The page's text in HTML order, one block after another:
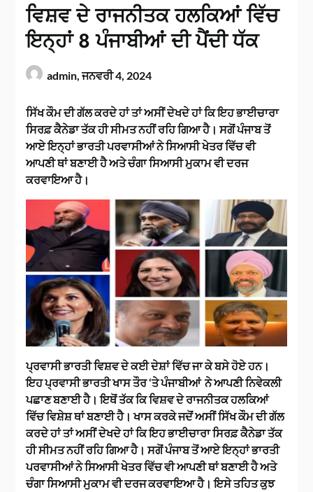
ਵਿਸ਼ਵ ਦੇ ਰਾਜਨੀਤਕ ਹਲਕਿਆਂ ਵਿੱਚ
ਇਨ੍ਹਾਂ 8 ਪੰਜਾਬੀਆਂ ਦੀ ਪੈਂਦੀ ਧੱਕ
admin,ਜਨਵਰੀ 4, 2024
ਸਿੱਖ ਕੌਮ ਦੀ ਗੱਲ ਕਰਦੇ ਹਾਂ ਤਾਂ ਅਸੀਂ ਦੇਖਦੇ ਹਾਂ ਕਿ ਇਹ ਭਾਈਚਾਰਾ
ਸਿਰਫ਼ ਕੈਨੇਡਾ ਤੱਕ ਹੀ ਸੀਮਤ ਨਹੀਂ ਰਹਿ ਗਿਆ ਹੈ। ਸਗੋਂ ਪੰਜਾਬ ਤੋਂ
ਆਏ ਇਨ੍ਹਾਂ ਭਾਰਤੀ ਪਰਵਾਸੀਆਂ ਨੇ ਸਿਆਸੀ ਖੇਤਰ ਵਿੱਚ ਵੀ
ਆਪਣੀ ਥਾਂ ਬਣਾਈ ਹੈ ਅਤੇ ਚੰਗਾ ਸਿਆਸੀ ਮੁਕਾਮ ਵੀ ਦਰਜ
ਕਰਵਾਇਆ ਹੈ।
ਪ੍ਰਵਾਸੀ ਭਾਰਤੀ ਵਿਸ਼ਵ ਦੇ ਕਈ ਦੇਸ਼ਾਂ ਵਿੱਚ ਜਾ ਕੇ ਬਸੇ ਹੋਏ ਹਨ।
ਇਹ ਪ੍ਰਵਾਸੀ ਭਾਰਤੀ ਖਾਸ ਤੌਰ ‘ਤੇ ਪੰਜਾਬੀਆਂ ਨੇ ਆਪਣੀ ਨਿਵੇਕਲੀ
ਪਛਾਣ ਬਣਾਈ ਹੈ। ਇਥੋਂ ਤੱਕ ਕਿ ਵਿਸ਼ਵ ਦੇ ਰਾਜਨੀਤਕ ਹਲਕਿਆਂ
ਵਿੱਚ ਵਿਸ਼ੇਸ਼ ਥਾਂ ਬਣਾਈ ਹੈ। ਖਾਸ ਕਰਕੇ ਜਦੋਂ ਅਸੀਂ ਸਿੱਖ ਕੌਮ ਦੀ ਗੱਲ
ਕਰਦੇ ਹਾਂ ਤਾਂ ਅਸੀਂ ਦੇਖਦੇ ਹਾਂ ਕਿ ਇਹ ਭਾਈਚਾਰਾ ਸਿਰਫ਼ ਕੈਨੇਡਾ ਤੱਕ
ਹੀ ਸੀਮਤ ਨਹੀਂ ਰਹਿ ਗਿਆ ਹੈ। ਸਗੋਂ ਪੰਜਾਬ ਤੋਂ ਆਏ ਇਨ੍ਹਾਂ ਭਾਰਤੀ
ਪਰਵਾਸੀਆਂ ਨੇ ਸਿਆਸੀ ਖੇਤਰ ਵਿੱਚ ਵੀ ਆਪਣੀ ਥਾਂ ਬਣਾਈ ਹੈ ਅਤੇ
ਚੰਗਾ ਸਿਆਸੀ ਮੁਕਾਮ ਵੀ ਦਰਜ ਕਰਵਾਇਆ ਹੈ। ਇਸੇ ਤਹਿਤ ਕੁਝ